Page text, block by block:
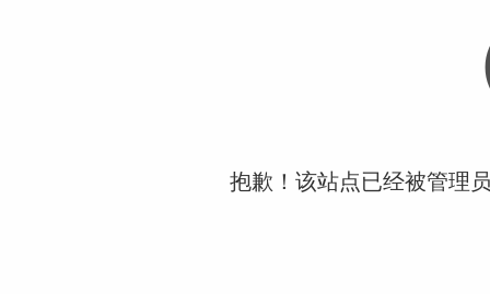
抱歉！该站点已经被管理